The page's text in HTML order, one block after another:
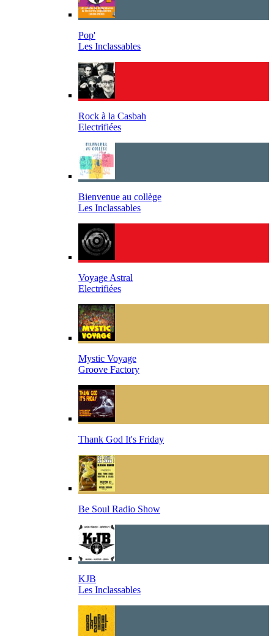
Pop'
Les Inclassables
Rock à la Casbah
Electrifiées
Bienvenue au collège
Les Inclassables
Voyage Astral
Electrifiées
Mystic Voyage
Groove Factory
Thank God It's Friday
Be Soul Radio Show
KJB
Les Inclassables